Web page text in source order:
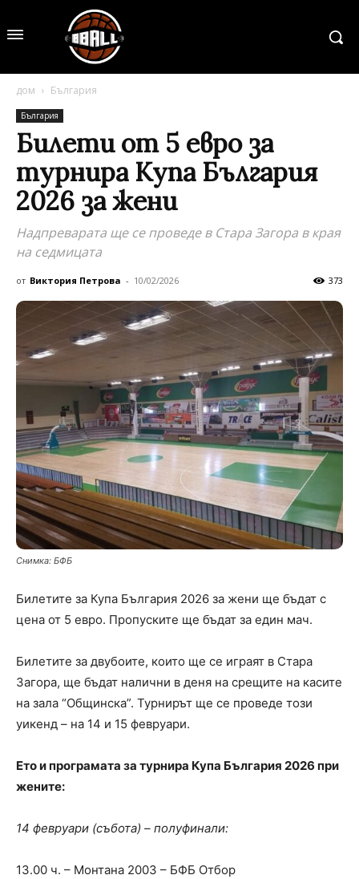
дом България
България
Билети от 5 евро за
турнира Купа България
2026 за жени
Надпреварата ще се проведе в Стара Загора в края
на седмицата
от Виктория Петрова - 10/02/2026 373
Снимка: БФБ
Билетите за Купа България 2026 за жени ще бъдат с
цена от 5 евро. Пропуските ще бъдат за един мач.
Билетите за двубоите, които ще се играят в Стара
Загора, ще бъдат налични в деня на срещите на касите
на зала “Общинска”. Турнирът ще се проведе този
уикенд – на 14 и 15 февруари.
Ето и програмата за турнира Купа България 2026 при
жените:
14 февруари (събота) – полуфинали:
13.00 ч. – Монтана 2003 – БФБ Отбор